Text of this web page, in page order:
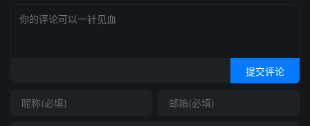
提交评论